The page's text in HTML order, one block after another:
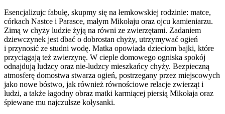
Esencjalizujc fabułę, skupmy się na łemkowskiej rodzinie: matce,
córkach Nastce i Parasce, małym Mikołaju oraz ojcu kamieniarzu.
Zimą w chyży ludzie żyją na równi ze zwierzętami. Zadaniem
dziewczynek jest dbać o dobrostan chyży, utrzymywać ogień
i przynosić ze studni wodę. Matka opowiada dzieciom bajki, które
przyciągają też zwierzynę. W cieple domowego ogniska spokój
odnajdują ludzcy oraz nie-ludzcy mieszkańcy chyży. Bezpieczną
atmosferę domostwa stwarza ogień, postrzegany przez miejscowych
jako nowe bóstwo, jak również równościowe relacje zwierząt i
ludzi, a także łagodny obraz matki karmiącej piersią Mikołaja oraz
śpiewane mu najczulsze kołysanki.